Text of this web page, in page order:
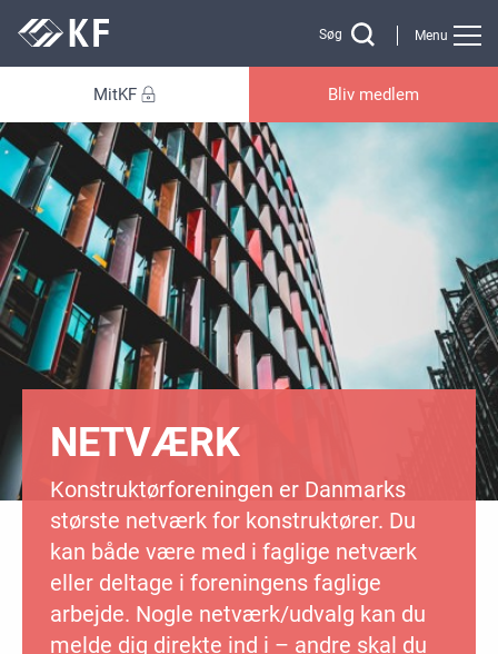
Menu
Søg
MitKF Bliv medlem
NETVÆRK
Konstruktørforeningen er Danmarks
største netværk for konstruktører. Du
kan både være med i faglige netværk
eller deltage i foreningens faglige
arbejde. Nogle netværk/udvalg kan du
melde dig direkte ind i – andre skal du